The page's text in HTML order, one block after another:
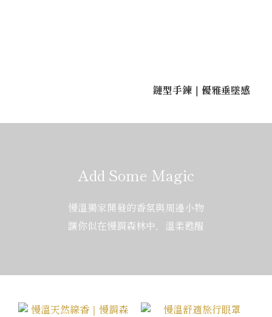
鏈型手鍊｜優雅垂墜感
Add Some Magic
慢溫獨家開發的香氛與周邊小物
讓你似在慢調森林中，溫柔甦醒